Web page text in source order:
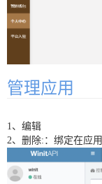
管理应用
1、编辑
2、删除:：绑定在应